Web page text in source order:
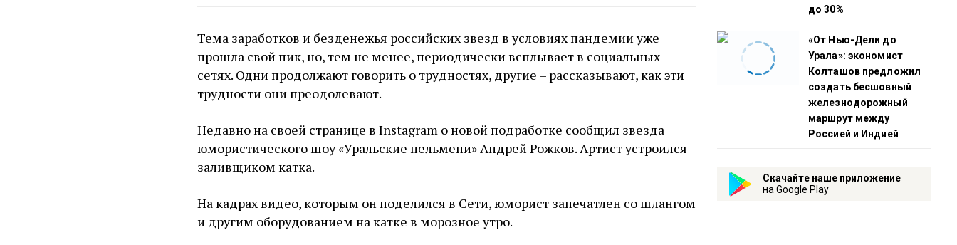
Тема заработков и безденежья российских звезд в условиях пандемии уже
прошла свой пик, но, тем не менее, периодически всплывает в социальных
сетях. Одни продолжают говорить о трудностях, другие – рассказывают, как эти
трудности они преодолевают.
Недавно на своей странице в Instagram о новой подработке сообщил звезда
юмористического шоу «Уральские пельмени» Андрей Рожков. Артист устроился
заливщиком катка.
На кадрах видео, которым он поделился в Сети, юморист запечатлен со шлангом
и другим оборудованием на катке в морозное утро.
до 30%
«От Нью-Дели до
Урала»: экономист
Колташов предложил
создать бесшовный
железнодорожный
маршрут между
Россией и Индией
Скачайте наше приложение
на Google Play